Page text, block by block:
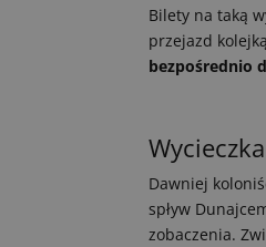
Bilety na taką
przejazd
bezpośrednio
Dawniej
spływ
zobaczenia.